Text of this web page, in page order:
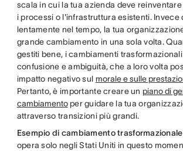
scala in cui la tua azienda deve
i processi o l'infrastruttura esistenti. Invece
lentamente nel tempo, la tua
grande cambiamento in una sola volta.
gestiti bene, i cambiamenti
confusione e ambiguità, che a loro volta
impatto negativo sul morale e sulle
Pertanto, è importante creare un piano di
cambiamentoper guidare la tua
attraverso transizioni più grandi.
Esempio di cambiamento
opera solo negli Stati Uniti in questo